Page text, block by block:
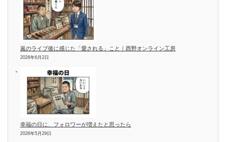
嵐のライブ後に感じた「愛される」こと｜西野オンライン工房
2026年6月2日
幸福の日に、フォロワーが増えたと思ったら
2026年5月29日